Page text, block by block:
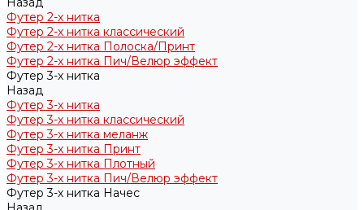
Футер 2-х нитка
Футер 2-х нитка классический
Футер 2-х нитка Полоска/Принт
Футер 2-х нитка Пич/Велюр эффект
Футер 3-х нитка
Назад
Футер 3-х нитка
Футер 3-х нитка классический
Футер 3-х нитка меланж
Футер 3-х нитка Принт
Футер 3-х нитка Плотный
Футер 3-х нитка Пич/Велюр эффект
Футер 3-х нитка Начес